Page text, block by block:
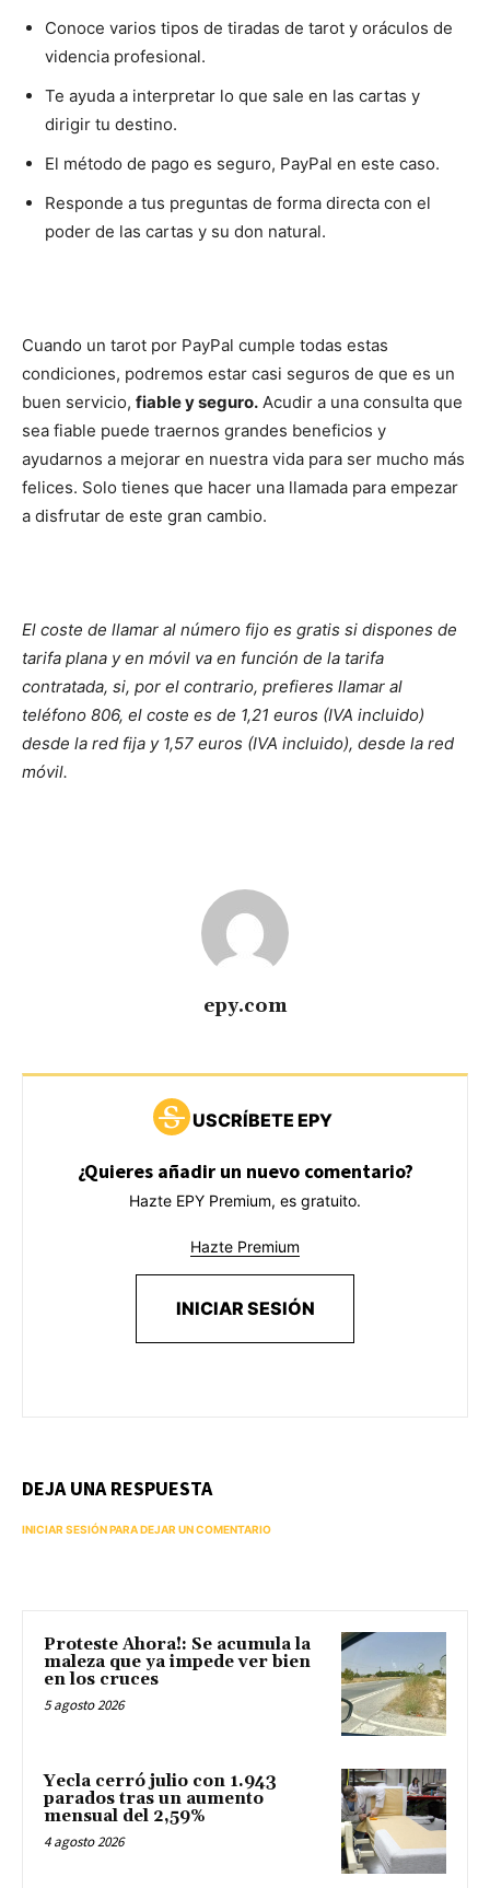
Conoce varios tipos de tiradas de tarot y oráculos de
videncia profesional.
Te ayuda a interpretar lo que sale en las cartas y
dirigir tu destino.
El método de pago es seguro, PayPal en este caso.
Responde a tus preguntas de forma directa con el
poder de las cartas y su don natural.
Cuando un tarot por PayPal cumple todas estas
condiciones, podremos estar casi seguros de que es un
buen servicio, fiable y seguro. Acudir a una consulta que
sea fiable puede traernos grandes beneficios y
ayudarnos a mejorar en nuestra vida para ser mucho más
felices. Solo tienes que hacer una llamada para empezar
a disfrutar de este gran cambio.
El coste de llamar al número fijo es gratis si dispones de
tarifa plana y en móvil va en función de la tarifa
contratada, si, por el contrario, prefieres llamar al
teléfono 806, el coste es de 1,21 euros (IVA incluido)
desde la red fija y 1,57 euros (IVA incluido), desde la red
móvil.
epy.com
USCRÍBETE EPY
¿Quieres añadir un nuevo comentario?
Hazte EPY Premium, es gratuito.
Hazte Premium
INICIAR SESIÓN
DEJA UNA RESPUESTA
INICIAR SESIÓN PARA DEJAR UN COMENTARIO
Proteste Ahora!: Se acumula la
maleza que ya impede ver bien
en los cruces
5 agosto 2026
Yecla cerró julio con 1.943
parados tras un aumento
mensual del 2,59%
4 agosto 2026